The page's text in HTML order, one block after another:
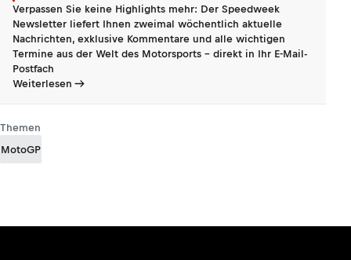
Verpassen Sie keine Highlights mehr: Der Speedweek
Newsletter liefert Ihnen zweimal wöchentlich aktuelle
Nachrichten, exklusive Kommentare und alle wichtigen
Termine aus der Welt des Motorsports - direkt in Ihr E-Mail-
Postfach
Weiterlesen
Themen
MotoGP